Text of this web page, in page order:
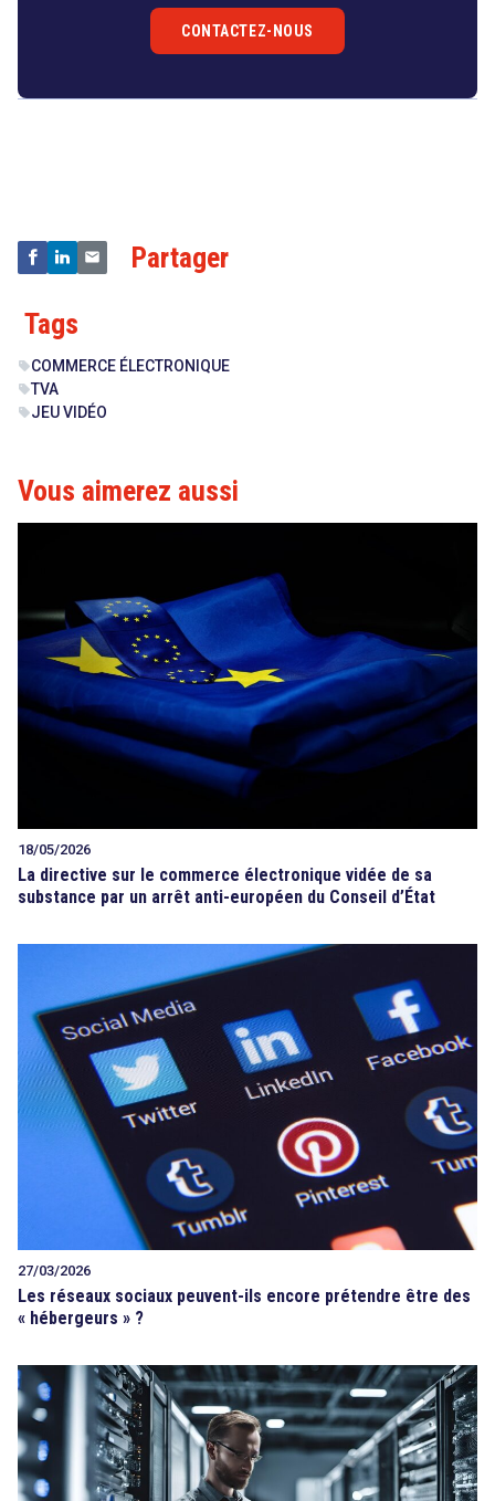
CONTACTEZ-NOUS
Partager
Tags
sellCOMMERCE ÉLECTRONIQUE
sellTVA
sellJEU VIDÉO
Vous aimerez aussi
18/05/2026
La directive sur le commerce électronique vidée de sa
substance par un arrêt anti-européen du Conseil d’État
27/03/2026
Les réseaux sociaux peuvent-ils encore prétendre être des
« hébergeurs » ?